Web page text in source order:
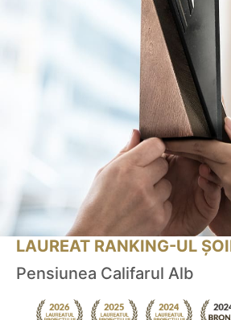
LAUREAT RANKING-UL
Pensiunea Califarul Alb